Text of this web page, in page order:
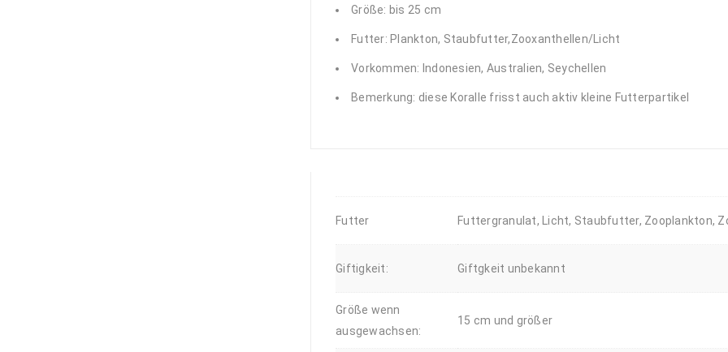
Größe: bis 25 cm
Futter: Plankton, Staubfutter,Zooxanthellen/Licht
Vorkommen: Indonesien, Australien, Seychellen
Bemerkung: diese Koralle frisst auch aktiv kleine Futterpartikel
Futter Futtergranulat, Licht, Staubfutter, Zooplankton,
Giftigkeit: Giftgkeit unbekannt
Größe wenn
ausgewachsen:
15 cm und größer